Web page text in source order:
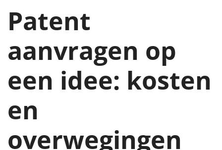
Patent
aanvragen op
een idee: kosten
en
overwegingen